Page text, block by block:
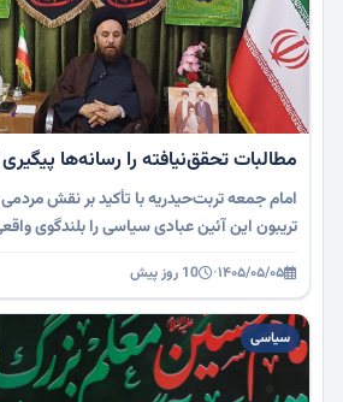
مطالبات تحقق‌نیافته را رسانه‌ها
امام جمعه تربت‌حیدریه با تأکید بر نقش
تریبون این آئین عبادی سیاسی را بلندگوی
۱۴۰۵/۰۵/۰۵· 10 روز پیش
سیاسی